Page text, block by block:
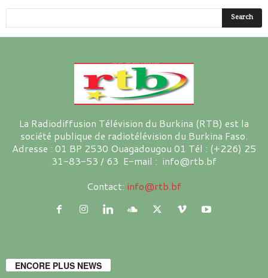
La Radiodiffusion Télévision du Burkina (RTB) est la
société publique de radiotélévision du Burkina Faso.
Adresse : 01 BP 2530 Ouagadougou 01 Tél : (+226) 25
31-83-53 / 63 E-mail : info@rtb.bf
Contact: info@rtb.bf
ENCORE PLUS NEWS